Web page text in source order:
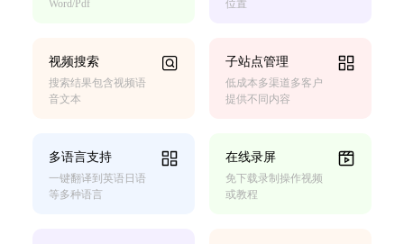
Word/Pdf
位置
视频搜索
搜索结果包含视频语
音文本
子站点管理
低成本多渠道多客户
提供不同内容
多语言支持
一键翻译到英语日语
等多种语言
在线录屏
免下载录制操作视频
或教程